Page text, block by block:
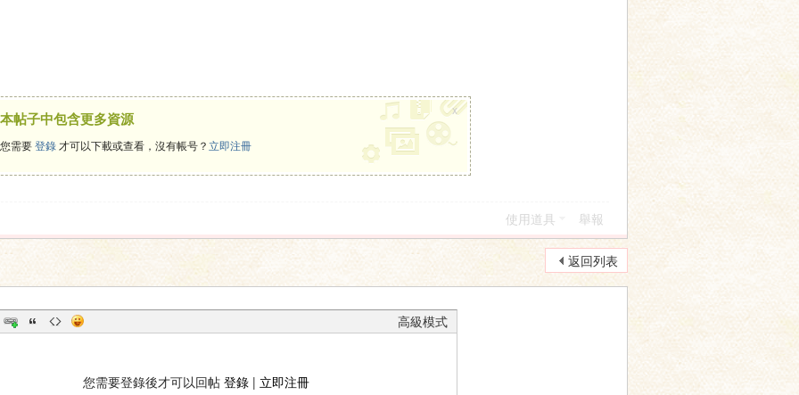
本帖子中包含更多資源
您需要登錄 才可以下載或查看，沒有帳号？立即注冊
x
使用道具 舉報
返回列表
高級模式
您需要登錄後才可以回帖 登錄| 立即注冊